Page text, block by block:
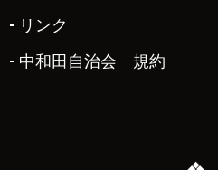
リンク
中和田自治会 規約